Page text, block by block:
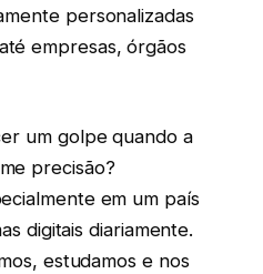
personalizadas
empresas, órgãos
um golpe quando a
precisão?
em um país
digitais diariamente.
estudamos e nos